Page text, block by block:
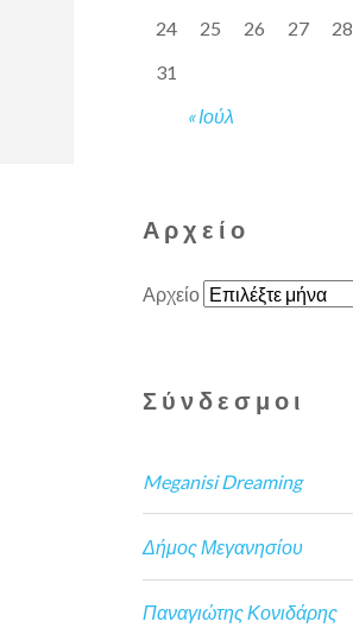
« Ιούλ
24 25 26 27 28
31
Αρχείο
Αρχείο
Σύνδεσμοι
Meganisi Dreaming
Δήμος Μεγανησίου
Παναγιώτης Κονιδάρης